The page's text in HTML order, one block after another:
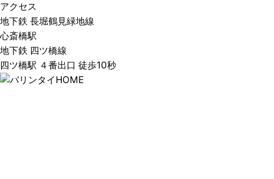
アクセス
地下鉄 長堀鶴見緑地線
心斎橋駅
地下鉄 四ツ橋線
四ツ橋駅 ４番出口 徒歩10秒